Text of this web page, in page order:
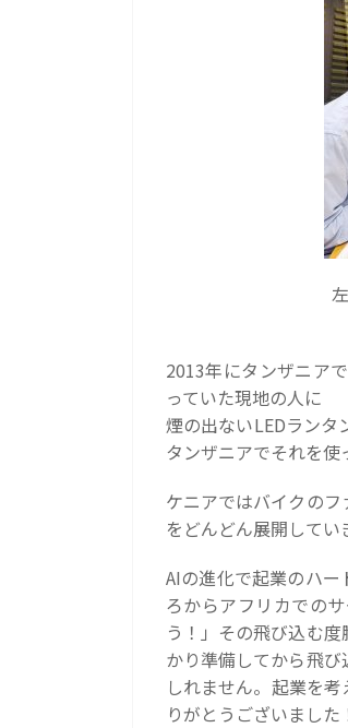
2013年にタンザニア
っていた現地の人に
煙の出ないLEDラン
タンザニアでそれを使
ケニアではバイクの
をどんどん展開してい
AIの進化で起業のハ
ろからアフリカでの
う！」その飛び込む
かり準備してから飛
しれません。起業を
りがとうございました